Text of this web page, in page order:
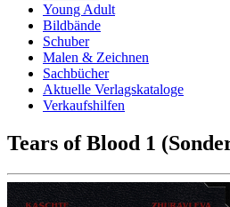
Young Adult
Bildbände
Schuber
Malen & Zeichnen
Sachbücher
Aktuelle Verlagskataloge
Verkaufshilfen
Tears of Blood 1